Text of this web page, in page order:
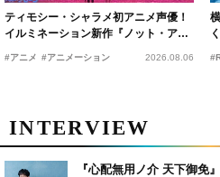
ティモシー・シャラメ初アニメ声優！
イルミネーション新作『ノット・アロ
#アニメ #アニメーション 2026.08.06
INTERVIEW
『心配無用ノ介 天下御免